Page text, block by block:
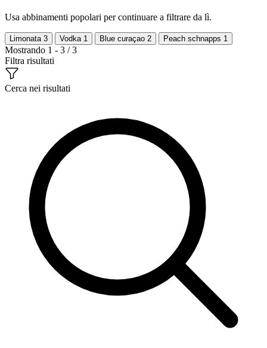
Usa abbinamenti popolari per continuare a filtrare da lì.
Limonata 3 Vodka 1 Blue curaçao 2 Peach schnapps 1
Mostrando 1 - 3 / 3
Filtra risultati
Cerca nei risultati